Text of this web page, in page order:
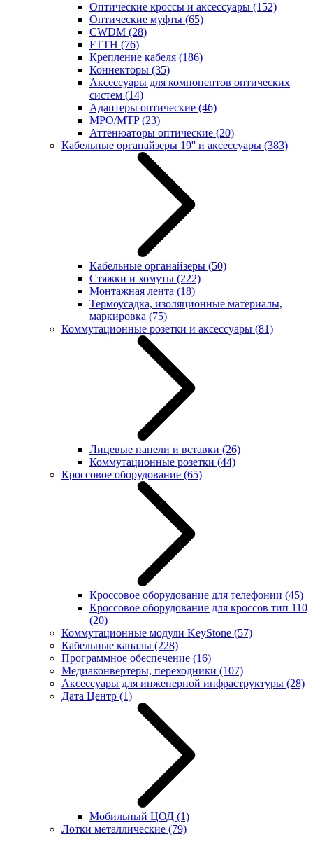
Оптические кроссы и аксессуары (152)
Оптические муфты (65)
CWDM (28)
FTTH (76)
Крепление кабеля (186)
Коннекторы (35)
Аксессуары для компонентов оптических
систем (14)
Адаптеры оптические (46)
MPO/MTP(23)
Аттенюаторы оптические (20)
Кабельные органайзеры 19'' и аксессуары (383)
Кабельные органайзеры (50)
Стяжки и хомуты (222)
Монтажная лента (18)
Термоусадка, изоляционные материалы,
маркировка (75)
Коммутационные розетки и аксессуары (81)
Лицевые панели и вставки (26)
Коммутационные розетки (44)
Кроссовое оборудование (65)
Кроссовое оборудование для телефонии (45)
Кроссовое оборудование для кроссов тип 110
(20)
Коммутационные модули KeyStone (57)
Кабельные каналы (228)
Программное обеспечение (16)
Медиаконвертеры, переходники (107)
Аксессуары для инженерной инфраструктуры (28)
Дата Центр (1)
Мобильный ЦОД (1)
Лотки металлические (79)